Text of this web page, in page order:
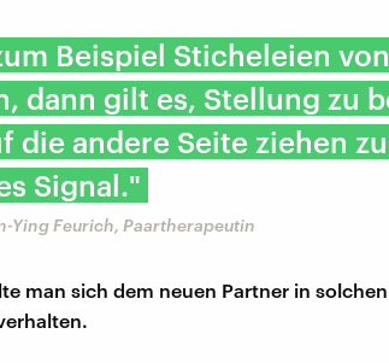
Beispiel Sticheleien
dann gilt es, Stellung zu
die andere Seite ziehen
Signal."
Ying Feurich, Paartherapeutin
man sich dem neuen Partner in